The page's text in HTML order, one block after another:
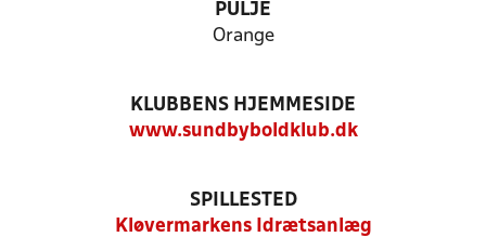
PULJE
Orange
KLUBBENS HJEMMESIDE
www.sundbyboldklub.dk
SPILLESTED
Kløvermarkens Idrætsanlæg